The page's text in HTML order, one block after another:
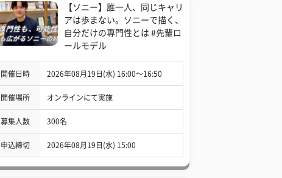
【ソニー】誰一人、同じキャリ
アは歩まない。ソニーで描く、
自分だけの専門性とは #先輩ロ
ールモデル
開催日時 2026年08月19日(水) 16:00〜16:50
開催場所 オンラインにて実施
募集人数 300名
申込締切 2026年08月19日(水) 15:00